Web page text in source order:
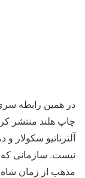
در همین رابطه
چاپ هلند منتشر
آلترناتیو سکولار
نیست. سازمانی که
مذهب از زمان